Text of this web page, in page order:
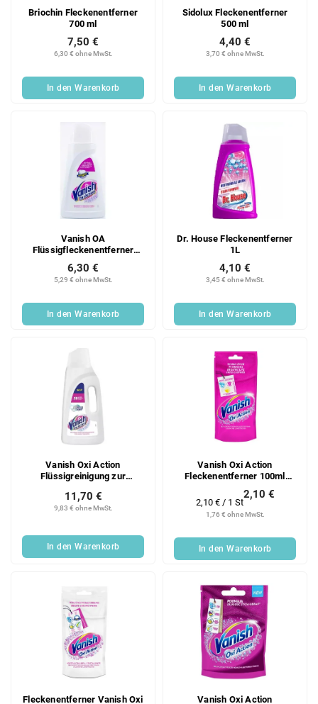
Briochin Fleckenentferner
700 ml
6,30 € ohne MwSt.
7,50 €
In den Warenkorb
Sidolux Fleckenentferner
500 ml
3,70 € ohne MwSt.
4,40 €
In den Warenkorb
Vanish OA
Flüssigfleckenentferner
weiß 1L
5,29 € ohne MwSt.
6,30 €
In den Warenkorb
Dr. House Fleckenentferner
1L
3,45 € ohne MwSt.
4,10 €
In den Warenkorb
Vanish Oxi Action
Flüssigreinigung zur
Fleckenentfernung, 2 l
9,83 € ohne MwSt.
11,70 €
In den Warenkorb
Vanish Oxi Action
Fleckenentferner 100ml
1,76 € ohne MwSt.
2,10 €
Verkaufspreis:
2,10 € / 1 St
In den Warenkorb
Fleckenentferner Vanish Oxi Vanish Oxi Action